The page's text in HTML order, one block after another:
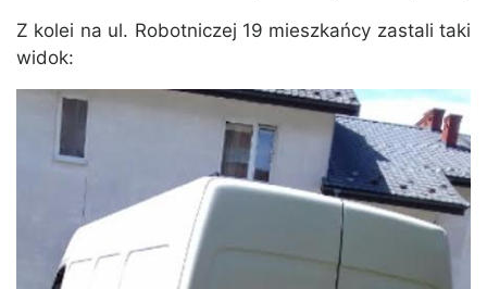
Z kolei na ul. Robotniczej 19 mieszkańcy zastali taki
widok: